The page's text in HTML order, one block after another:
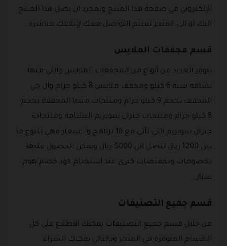
الإلكتروني في صفحة هذا المنتج وبمجرد ان يصل هذا المنتج
اليك او الى المتجر سيتم التواصل معك لإبلاغك مباشره .
قسم مجففات الملابس
يتوفر العديد من أنواع من المجففات الملابس والتي منها
نشافه سنة 6 كيلو ومجفف ملابس 8 كيلو جرام وال جي
المجفف بحجم 9 كيلو جرام ومنتجات ميديا المجففة بحجم
8 كيلو جرام ومنتجات جنرال سوبريم النشافه ومنتجات
جنرال سوبريم التي تأتي مع 16 برنامج والاسعار فهي تتنوع ما
بين 1200 ريال لتصل الى 5000 ريال ويمكن الحصول عليها
بخصومات وتخفيضات كبرى عند استخدام كود خصم هوم
ستار .
قسم جميع التصنيفات
من خلال قسم جميع التصنيفات يمكنك الاطلاع على كل
الاقسام المتوفرة في المتجر وبالتالي يمكنك الشراء